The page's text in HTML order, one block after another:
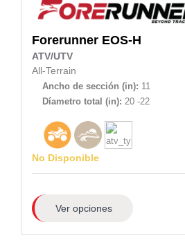
Forerunner EOS-H
ATV/UTV
All-Terrain
Ancho de sección (in): 11
Díametro total (in): 20 -22
No Disponible
Ver opciones